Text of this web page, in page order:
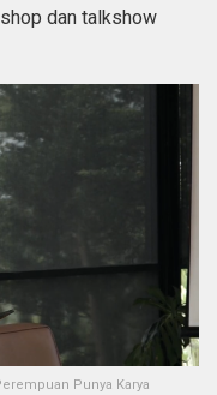
dan talkshow
Punya Karya